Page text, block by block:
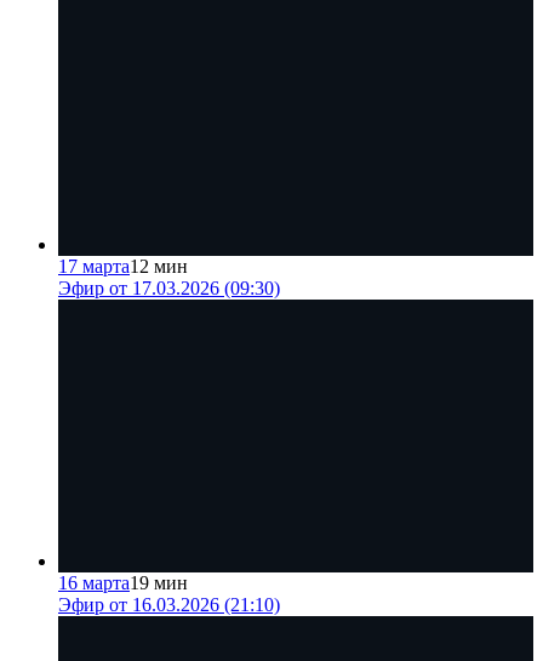
17 марта12 мин
Эфир от 17.03.2026 (09:30)
16 марта19 мин
Эфир от 16.03.2026 (21:10)